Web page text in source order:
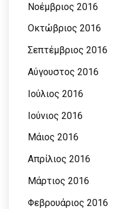
Νοέμβριος 2016
Οκτώβριος 2016
Σεπτέμβριος 2016
Αύγουστος 2016
Ιούλιος 2016
Ιούνιος 2016
Μάιος 2016
Απρίλιος 2016
Μάρτιος 2016
Φεβρουάριος 2016